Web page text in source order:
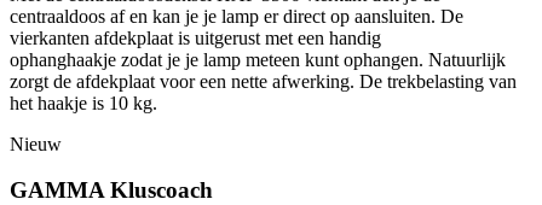
centraaldoos af en kan je je lamp er direct op aansluiten. De
vierkanten afdekplaat is uitgerust met een handig
ophanghaakje zodat je je lamp meteen kunt ophangen. Natuurlijk
zorgt de afdekplaat voor een nette afwerking. De trekbelasting van
het haakje is 10 kg.
Nieuw
GAMMA Kluscoach